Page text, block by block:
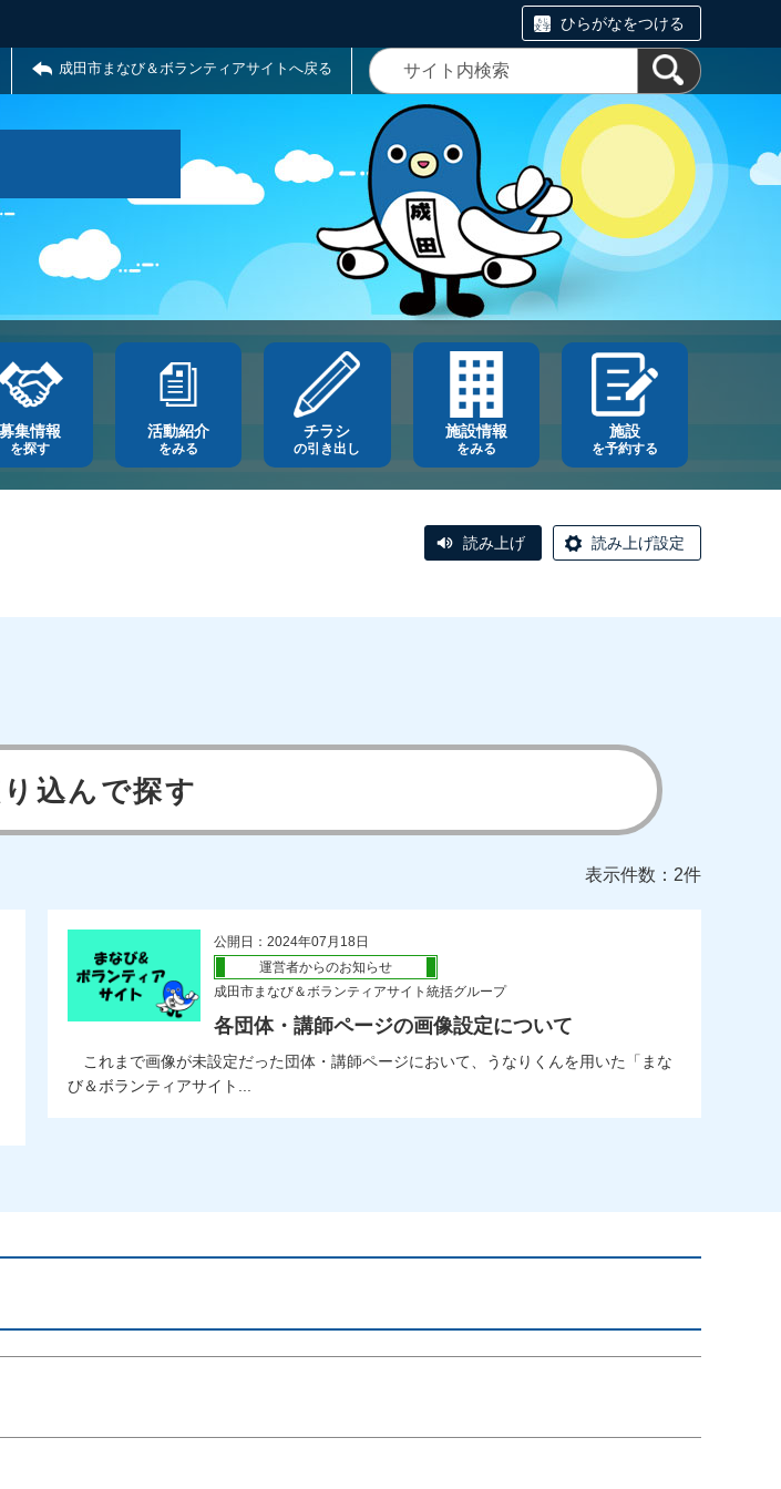
ひらがなをつける
成田市まなび＆ボランティアサイトへ戻る
募集情報
を探す
活動紹介
をみる
チラシ
の引き出し
施設情報
をみる
施設
を予約する
読み上げ 読み上げ設定
込んで探す
表示件数：2件
公開日：2024年07月18日
運営者からのお知らせ
成田市まなび＆ボランティアサイト統括グループ
各団体・講師ページの画像設定について
これまで画像が未設定だった団体・講師ページにおいて、うなりくんを用いた「まな
び＆ボランティアサイト...